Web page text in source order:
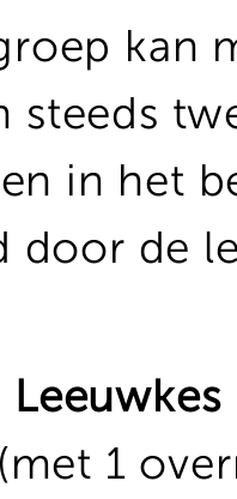
kan
steeds
in het
door de
1